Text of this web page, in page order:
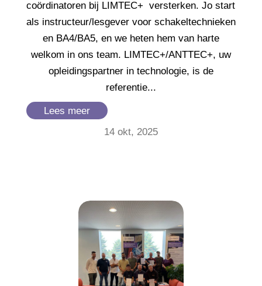
14 okt, 2025
coördinatoren bij LIMTEC+ versterken. Jo start
als instructeur/lesgever voor schakeltechnieken
en BA4/BA5, en we heten hem van harte
welkom in ons team. LIMTEC+/ANTTEC+, uw
opleidingspartner in technologie, is de
referentie...
Lees meer